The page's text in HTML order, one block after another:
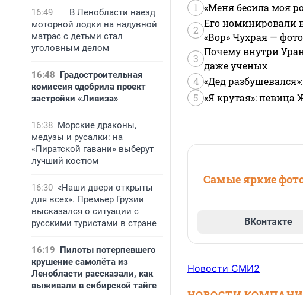
16:49
В Ленобласти наезд
моторной лодки на надувной
матрас с детьми стал
уголовным делом
16:48 Градостроительная
комиссия одобрила проект
застройки «Ливиза»
16:38 Морские драконы,
медузы и русалки: на
«Пиратской гавани» выберут
лучший костюм
16:30 «Наши двери открыты
для всех». Премьер Грузии
высказался о ситуации с
русскими туристами в стране
16:19 Пилоты потерпевшего
крушение самолёта из
Ленобласти рассказали, как
выживали в сибирской тайге
1 «Меня бесила моя
2
Его номинировали
«Вор» Чухрая —
3
Почему внутри
даже ученых
4 «Дед
5 «Я крутая»: певица
Самые яркие
ВКонтакте
Новости СМИ2